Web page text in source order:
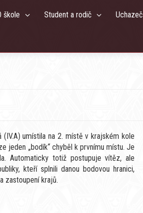
škole Student a rodič Uchazeč
umístila na 2. místě v krajském kole
jeden „bodík“ chyběl k prvnímu místu. Je
Automaticky totiž postupuje vítěz, ale
kteří splnili danou bodovou hranici,
zastoupení krajů.